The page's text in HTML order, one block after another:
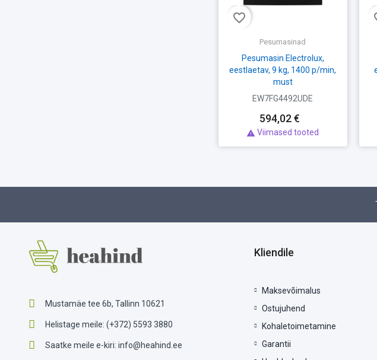
favorite_border
Pesumasinad
Pesumasin Electrolux,
eestlaetav, 9 kg, 1400 p/min,
must
EW7FG4492UDE
594,02 €
 Viimased tooted
Mustamäe tee 6b, Tallinn 10621
Helistage meile: (+372) 5593 3880
Saatke meile e-kiri: info@heahind.ee
Kliendile
Maksevõimalus
Ostujuhend
Kohaletoimetamine
Garantii